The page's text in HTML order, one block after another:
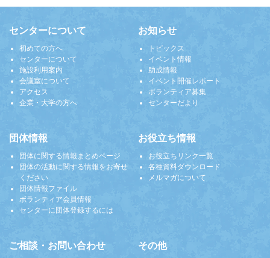
センターについて
初めての方へ
センターについて
施設利用案内
会議室について
アクセス
企業・大学の方へ
お知らせ
トピックス
イベント情報
助成情報
イベント開催レポート
ボランティア募集
センターだより
団体情報
団体に関する情報まとめページ
団体の活動に関する情報をお寄せ
ください
団体情報ファイル
ボランティア会員情報
センターに団体登録するには
お役立ち情報
お役立ちリンク一覧
各種資料ダウンロード
メルマガについて
ご相談・お問い合わせ その他